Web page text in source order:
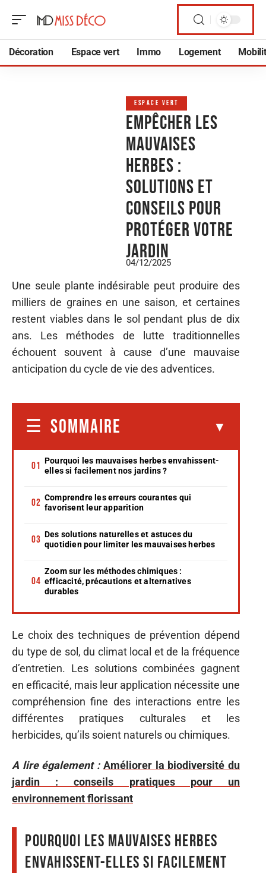
Décoration Espace vert Immo Logement
ESPACE VERT
Empêcher les
mauvaises
herbes :
solutions et
conseils pour
protéger votre
jardin
04/12/2025
Une seule plante indésirable peut produire des
milliers de graines en une saison, et certaines
restent viables dans le sol pendant plus de dix
ans. Les méthodes de lutte traditionnelles
échouent souvent à cause d’une mauvaise
anticipation du cycle de vie des adventices.
SOMMAIRE
Pourquoi les mauvaises herbes envahissent-
elles si facilement nos jardins ?
Comprendre les erreurs courantes qui
favorisent leur apparition
Des solutions naturelles et astuces du
quotidien pour limiter les mauvaises herbes
Zoom sur les méthodes chimiques :
efficacité, précautions et alternatives
durables
Le choix des techniques de prévention dépend
du type de sol, du climat local et de la fréquence
d’entretien. Les solutions combinées gagnent
en efficacité, mais leur application nécessite une
compréhension fine des interactions entre les
différentes pratiques culturales et les
herbicides, qu’ils soient naturels ou chimiques.
A lire également : Améliorer la biodiversité du
jardin : conseils pratiques pour un
environnement florissant
Pourquoi les mauvaises herbes
envahissent-elles si facilement